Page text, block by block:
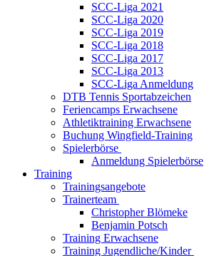
SCC-Liga 2021
SCC-Liga 2020
SCC-Liga 2019
SCC-Liga 2018
SCC-Liga 2017
SCC-Liga 2013
SCC-Liga Anmeldung
DTB Tennis Sportabzeichen
Feriencamps Erwachsene
Athletiktraining Erwachsene
Buchung Wingfield-Training
Spielerbörse
Anmeldung Spielerbörse
Training
Trainingsangebote
Trainerteam
Christopher Blömeke
Benjamin Potsch
Training Erwachsene
Training Jugendliche/Kinder